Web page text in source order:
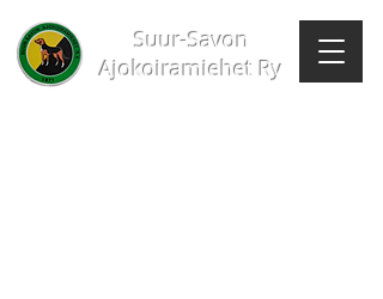
Suur-Savon
Ajokoiramiehet Ry